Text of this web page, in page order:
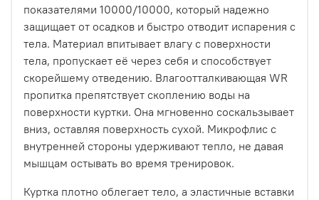
показателями 10000/10000, который надежно
защищает от осадков и быстро отводит испарения с
тела. Материал впитывает влагу с поверхности
тела, пропускает её через себя и способствует
скорейшему отведению. Влагоотталкивающая WR
пропитка препятствует скоплению воды на
поверхности куртки. Она мгновенно соскальзывает
вниз, оставляя поверхность сухой. Микрофлис с
внутренней стороны удерживают тепло, не давая
мышцам остывать во время тренировок.
Куртка плотно облегает тело, а эластичные вставки